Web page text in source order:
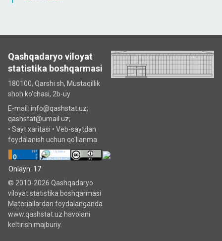
Qashqadaryo viloyat
statistika boshqarmasi
180100, Qarshi sh, Mustаqillik
shoh ko‘chаsi, 2b-uy
E-mail: info@qashstat.uz;
qashstat@umail.uz;
• Sayt xaritasi • Veb-saytdan
foydalanish uchun qo'llanma
Onlayn: 17
© 2010-2026 Qashqadaryo
viloyat statistika boshqarmasi
Materiallardan foydalanganda
www.qashstat.uz havolani
keltirish majburiy.